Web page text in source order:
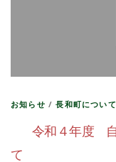
お知らせ /長和町について
令和４年度
て